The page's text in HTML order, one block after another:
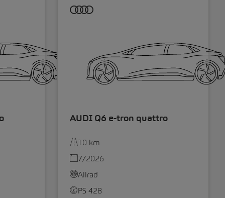
AUDI Q6 e-tron quattro
10 km
7/2026
Allrad
PS 428